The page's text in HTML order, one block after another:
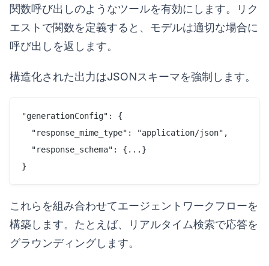
関数呼び出しのようなツールを有効にします。リク
エストで関数を定義すると、モデルは適切な場合に
呼び出しを返します。
構造化された出力はJSONスキーマを強制します。
"generationConfig": {
  "response_mime_type": "application/json",
  "response_schema": {...}
これらを組み合わせてエージェントワークフローを
構築します。たとえば、リアルタイム検索で応答を
グラウンディングします。